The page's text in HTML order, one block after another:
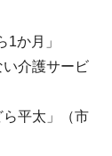
か月」
介護サービ
平太」（市